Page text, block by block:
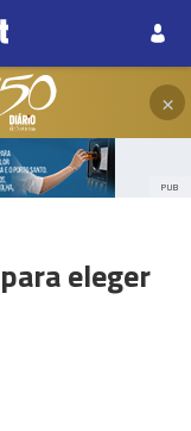
×
PUB
eleger